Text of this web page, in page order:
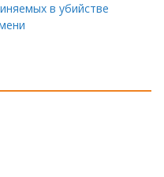
в убийстве